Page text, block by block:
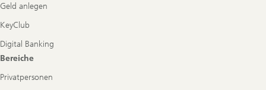
Geld anlegen
KeyClub
Digital Banking
Bereiche
Privatpersonen